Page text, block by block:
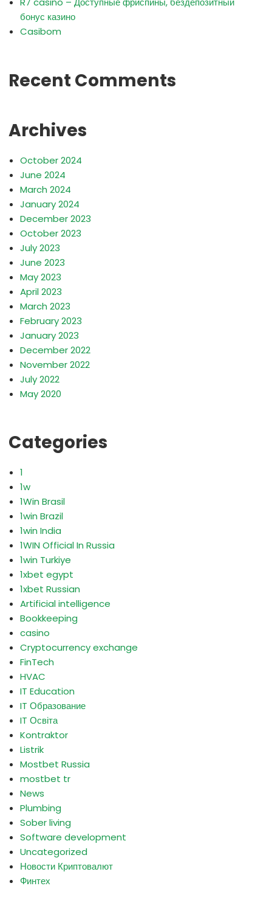
бонус казино
Casibom
Recent Comments
Archives
October 2024
June 2024
March 2024
January 2024
December 2023
October 2023
July 2023
June 2023
May 2023
April 2023
March 2023
February 2023
January 2023
December 2022
November 2022
July 2022
May 2020
Categories
1
1w
1Win Brasil
1win Brazil
1win India
1WIN Official In Russia
1win Turkiye
1xbet egypt
1xbet Russian
Artificial intelligence
Bookkeeping
casino
Cryptocurrency exchange
FinTech
HVAC
IT Education
IT Образование
IT Освіта
Kontraktor
Listrik
Mostbet Russia
mostbet tr
News
Plumbing
Sober living
Software development
Uncategorized
Новости Криптовалют
Финтех